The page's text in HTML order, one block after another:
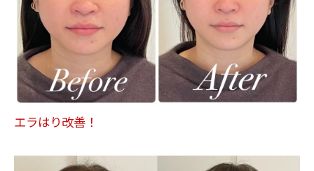
エラはり改善！